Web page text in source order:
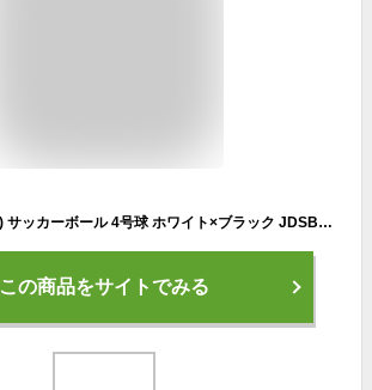
LEZAX(レザックス) サッカーボール 4号球 ホワイト×ブラック JDSB-6106
この商品をサイトでみる